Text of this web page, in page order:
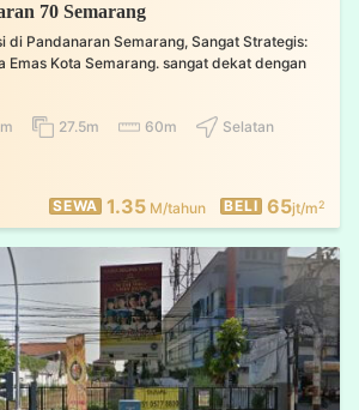
SEWA 1.35 M/tahun BELI 65jt/m2
70 Semarang
di Pandanaran Semarang, Sangat Strategis:
Emas Kota Semarang. sangat dekat dengan
27.5m 60m
Selatan